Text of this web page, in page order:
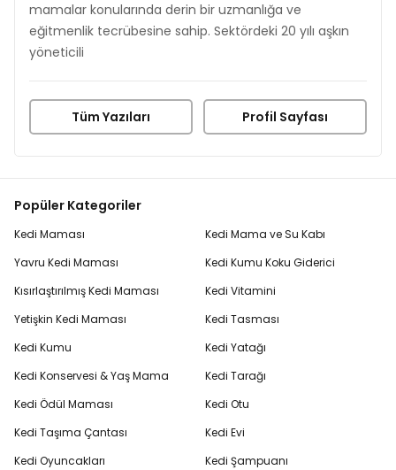
mamalar konularında derin bir uzmanlığa ve
eğitmenlik tecrübesine sahip. Sektördeki 20 yılı aşkın
yöneticili
Tüm Yazıları Profil Sayfası
Popüler Kategoriler
Kedi Maması
Yavru Kedi Maması
Kısırlaştırılmış Kedi Maması
Yetişkin Kedi Maması
Kedi Kumu
Kedi Konservesi & Yaş Mama
Kedi Ödül Maması
Kedi Taşıma Çantası
Kedi Oyuncakları
Kedi Mama ve Su Kabı
Kedi Kumu Koku Giderici
Kedi Vitamini
Kedi Tasması
Kedi Yatağı
Kedi Tarağı
Kedi Otu
Kedi Evi
Kedi Şampuanı